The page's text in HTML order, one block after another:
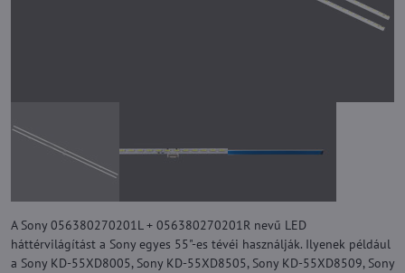
A Sony 056380270201L + 056380270201R nevű LED
háttérvilágítást a Sony egyes 55"-es tévéi használják. Ilyenek például
a Sony KD-55XD8005, Sony KD-55XD8505, Sony KD-55XD8509, Sony